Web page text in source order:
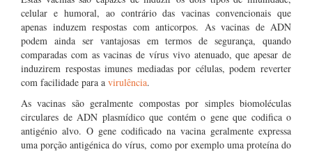
celular e humoral, ao contrário das vacinas convencionais que
apenas induzem respostas com anticorpos. As vacinas de ADN
podem ainda ser vantajosas em termos de segurança, quando
comparadas com as vacinas de vírus vivo atenuado, que apesar de
induzirem respostas imunes mediadas por células, podem reverter
com facilidade para a virulência.
As vacinas são geralmente compostas por simples biomoléculas
circulares de ADN plasmídico que contém o gene que codifica o
antigénio alvo. O gene codificado na vacina geralmente expressa
uma porção antigénica do vírus, como por exemplo uma proteína do